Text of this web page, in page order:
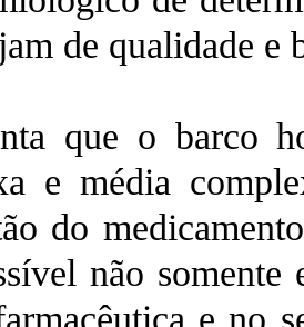
de qualidade
que o barco
e média
do
não somente